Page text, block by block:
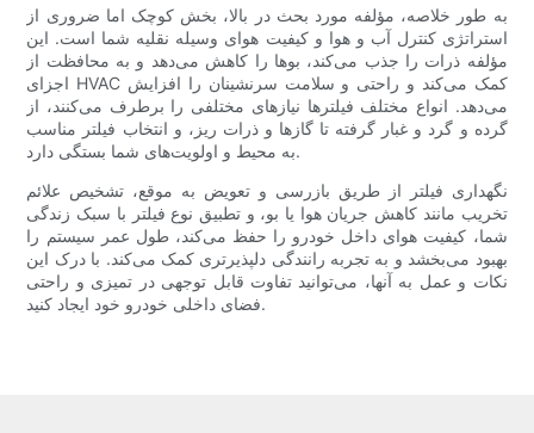
به طور خلاصه، مؤلفه مورد بحث در بالا، بخش کوچک اما ضروری از
استراتژی کنترل آب و هوا و کیفیت هوای وسیله نقلیه شما است. این
مؤلفه ذرات را جذب می‌کند، بوها را کاهش می‌دهد و به محافظت از
اجزای HVAC کمک می‌کند و راحتی و سلامت سرنشینان را افزایش
می‌دهد. انواع مختلف فیلترها نیازهای مختلفی را برطرف می‌کنند، از
گرده و گرد و غبار گرفته تا گازها و ذرات ریز، و انتخاب فیلتر مناسب
به محیط و اولویت‌های شما بستگی دارد.
نگهداری فیلتر از طریق بازرسی و تعویض به موقع، تشخیص علائم
تخریب مانند کاهش جریان هوا یا بو، و تطبیق نوع فیلتر با سبک زندگی
شما، کیفیت هوای داخل خودرو را حفظ می‌کند، طول عمر سیستم را
بهبود می‌بخشد و به تجربه رانندگی دلپذیرتری کمک می‌کند. با درک این
نکات و عمل به آنها، می‌توانید تفاوت قابل توجهی در تمیزی و راحتی
فضای داخلی خودرو خود ایجاد کنید.